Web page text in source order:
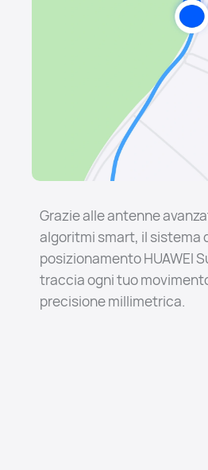
Grazie alle antenne
algoritmi smart, il sistema
posizionamento HUAWEI
traccia ogni tuo
precisione millimetrica.